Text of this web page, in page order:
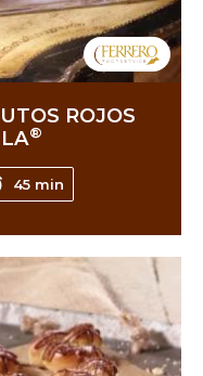
ROJOS
®
45 min